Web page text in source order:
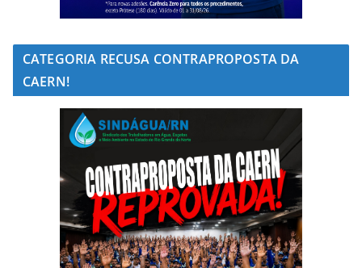
CATEGORIA RECUSA CONTRAPROPOSTA DA
CAERN!